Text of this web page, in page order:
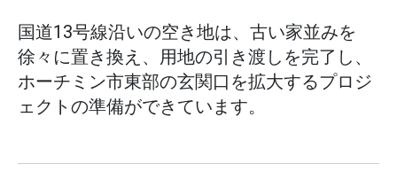
国道13号線沿いの空き地は、古い家並みを
徐々に置き換え、用地の引き渡しを完了し、
ホーチミン市東部の玄関口を拡大するプロジ
ェクトの準備ができています。